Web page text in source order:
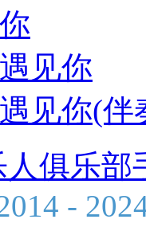
见你
见你(伴
人俱乐部
-